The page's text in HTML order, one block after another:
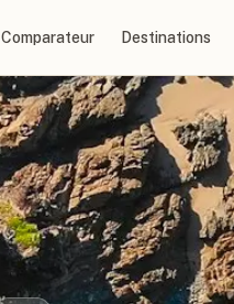
Comparateur Destinations